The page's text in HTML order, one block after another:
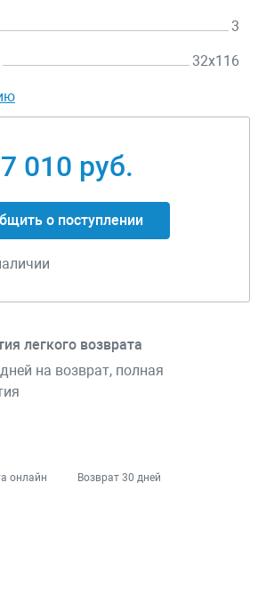
3
32х116
010 руб.
о поступлении
легкого возврата
на возврат, полная
онлайн Возврат 30 дней